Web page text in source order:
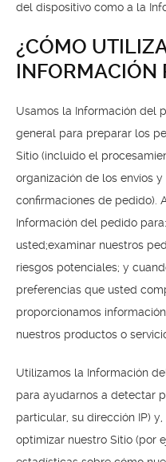
del dispositivo como a la
¿CÓMO
INFORMACIÓN
Usamos la Información del
general para preparar los
Sitio (incluido el
organización de los envíos
confirmaciones de pedido).
Información del pedido
usted;examinar nuestros
riesgos potenciales; y
preferencias que usted
proporcionamos
nuestros productos o
Utilizamos la Información
para ayudarnos a detectar
particular, su dirección IP)
optimizar nuestro Sitio (por